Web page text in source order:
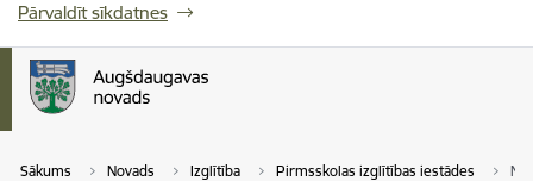
Pārvaldīt sīkdatnes
Sākums Novads Izglītība Pirmsskolas izglītības iestādes